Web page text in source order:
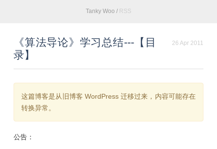
Tanky Woo / RSS
《算法导论》学习总结---【目
录】
26 Apr 2011
这篇博客是从旧博客 WordPress 迁移过来，内容可能存在
转换异常。
公告：